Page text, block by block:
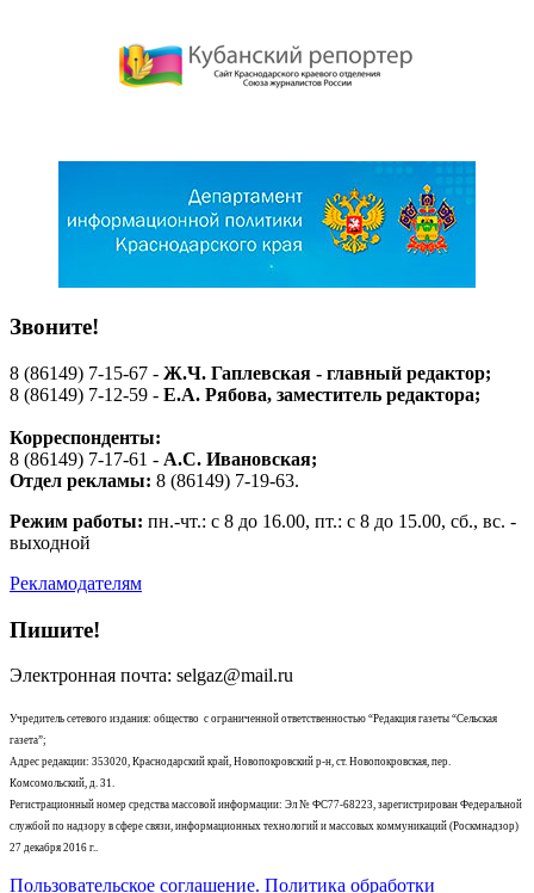
Звоните!
8 (86149) 7-15-67 - Ж.Ч. Гаплевская - главный редактор;
8 (86149) 7-12-59 - Е.А. Рябова, заместитель редактора;
Корреспонденты:
8 (86149) 7-17-61 - А.С. Ивановская;
Отдел рекламы: 8 (86149) 7-19-63.
Режим работы: пн.-чт.: с 8 до 16.00, пт.: с 8 до 15.00, сб., вс. -
выходной
Рекламодателям
Пишите!
Электронная почта: selgaz@mail.ru
Учредитель сетевого издания: общество с ограниченной ответственностью “Редакция газеты “Сельская
газета”;
Адрес редакции: 353020, Краснодарский край, Новопокровский р-н, ст. Новопокровская, пер.
Комсомольский, д. 31.
Регистрационный номер средства массовой информации: Эл № ФС77-68223, зарегистрирован Федеральной
службой по надзору в сфере связи, информационных технологий и массовых коммуникаций (Роскмнадзор)
27 декабря 2016 г..
Пользовательское соглашение. Политика обработки